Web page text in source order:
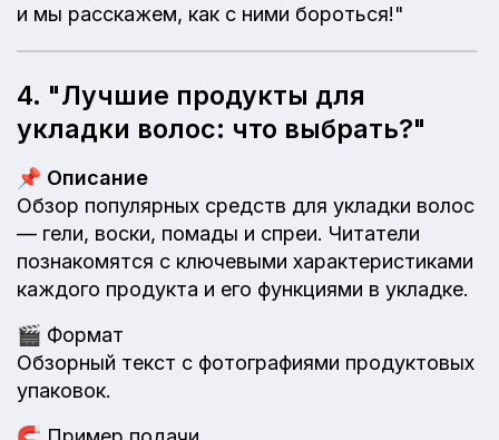
и мы расскажем, как с ними бороться!"
4. "Лучшие продукты для
укладки волос: что выбрать?"
📌 Описание
Обзор популярных средств для укладки волос
— гели, воски, помады и спреи. Читатели
познакомятся с ключевыми характеристиками
каждого продукта и его функциями в укладке.
🎬 Формат
Обзорный текст с фотографиями продуктовых
упаковок.